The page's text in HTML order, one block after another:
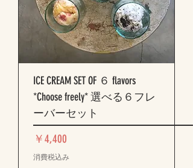
ICE CREAM SET OF ６ flavors
*Choose freely* 選べる６フレ
ーバーセット
価格
￥4,400
消費税込み